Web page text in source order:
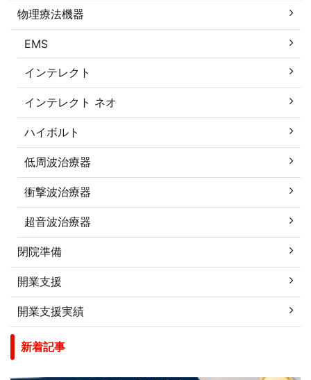
物理療法機器
EMS
インテレクト
インテレクト ネオ
ハイボルト
低周波治療器
衝撃波治療器
超音波治療器
閉院準備
開業支援
開業支援実績
新着記事